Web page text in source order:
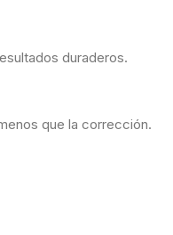
duraderos.
que la corrección.